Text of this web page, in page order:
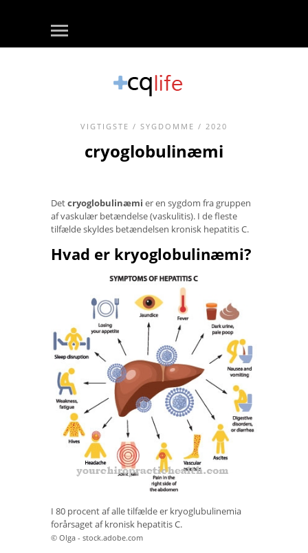
VIGTIGSTE / SYGDOMME / 2020
cryoglobulinæmi
Detcryoglobulinæmi er en sygdom fra gruppen
af ​​vaskulær betændelse (vaskulitis). I de fleste
tilfælde skyldes betændelsen kronisk hepatitis C.
Hvad er kryoglobulinæmi?
I 80 procent af alle tilfælde er kryoglubulinemia
forårsaget af kronisk hepatitis C.
© Olga - stock.adobe.com